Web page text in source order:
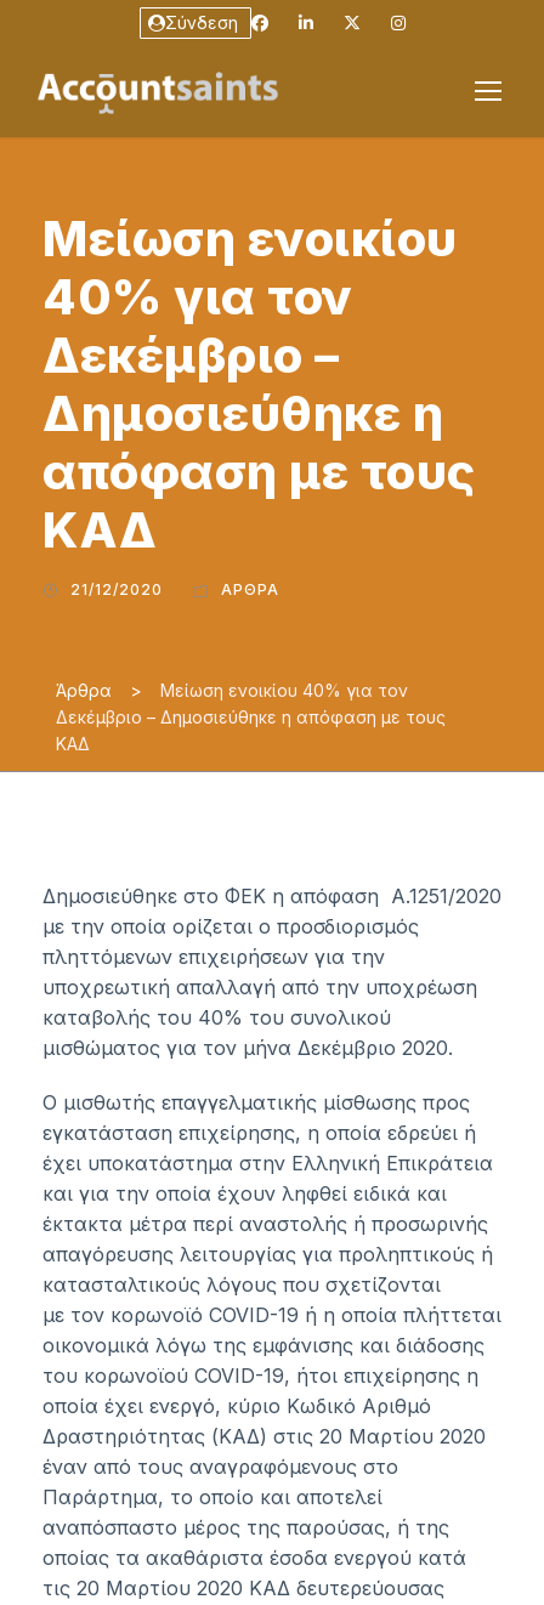
Σύνδεση
Μείωση ενοικίου
40% για τον
Δεκέμβριο –
Δημοσιεύθηκε η
απόφαση με τους
ΚΑΔ
21/12/2020 ΆΡΘΡΑ
Άρθρα >
Μείωση ενοικίου 40% για τον
Δεκέμβριο – Δημοσιεύθηκε η απόφαση με τους
ΚΑΔ
Δημοσιεύθηκε στο ΦΕΚ η απόφαση Α.1251/2020
με την οποία ορίζεται ο προσδιορισμός
πληττόμενων επιχειρήσεων για την
υποχρεωτική απαλλαγή από την υποχρέωση
καταβολής του 40% του συνολικού
μισθώματος για τον μήνα Δεκέμβριο 2020.
Ο μισθωτής επαγγελματικής μίσθωσης προς
εγκατάσταση επιχείρησης, η οποία εδρεύει ή
έχει υποκατάστημα στην Ελληνική Επικράτεια
και για την οποία έχουν ληφθεί ειδικά και
έκτακτα μέτρα περί αναστολής ή προσωρινής
απαγόρευσης λειτουργίας για προληπτικούς ή
κατασταλτικούς λόγους που σχετίζονται
με τον κορωνοϊό COVID-19 ή η οποία πλήττεται
οικονομικά λόγω της εμφάνισης και διάδοσης
του κορωνοϊού COVID-19, ήτοι επιχείρησης η
οποία έχει ενεργό, κύριο Κωδικό Αριθμό
Δραστηριότητας (ΚΑΔ) στις 20 Μαρτίου 2020
έναν από τους αναγραφόμενους στο
Παράρτημα, το οποίο και αποτελεί
αναπόσπαστο μέρος της παρούσας, ή της
οποίας τα ακαθάριστα έσοδα ενεργού κατά
τις 20 Μαρτίου 2020 ΚΑΔ δευτερεύουσας